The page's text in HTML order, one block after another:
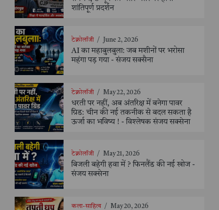
शांतिपूर्ण प्रदर्शन
टेक्नोलॉजी / June 2, 2026
AI का महाबुलबुला: जब मशीनों पर भरोसा
महंगा पड़ गया - संजय सक्सैना
टेक्नोलॉजी / May 22, 2026
धरती पर नहीं, अब अंतरिक्ष में बनेगा पावर
ग्रिड: चीन की नई तकनीक से बदल सकता है
ऊर्जा का भविष्य ! - विश्लेषक संजय सक्सेना
टेक्नोलॉजी / May 21, 2026
बिजली बहेगी हवा में ? फिनलैंड की नई खोज -
संजय सक्सेना
कला-साहित्य / May 20, 2026